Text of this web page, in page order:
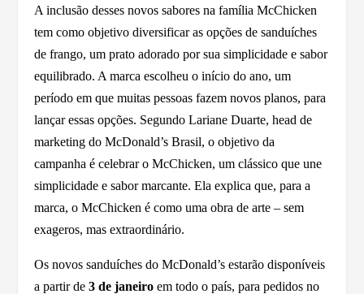
A inclusão desses novos sabores na família McChicken
tem como objetivo diversificar as opções de sanduíches
de frango, um prato adorado por sua simplicidade e sabor
equilibrado. A marca escolheu o início do ano, um
período em que muitas pessoas fazem novos planos, para
lançar essas opções. Segundo Lariane Duarte, head de
marketing do McDonald’s Brasil, o objetivo da
campanha é celebrar o McChicken, um clássico que une
simplicidade e sabor marcante. Ela explica que, para a
marca, o McChicken é como uma obra de arte – sem
exageros, mas extraordinário.
Os novos sanduíches do McDonald’s estarão disponíveis
a partir de3 de janeiro em todo o país, para pedidos no